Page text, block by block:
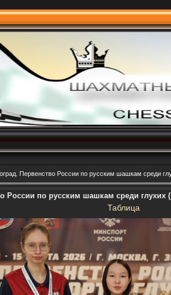
Первенство России по русским шашкам среди
России по русским шашкам среди
Таблица